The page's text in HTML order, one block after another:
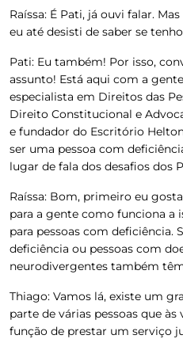
Raíssa: É Pati, já ouvi falar.
eu até desisti de saber se
Pati: Eu também! Por isso,
assunto! Está aqui com a
especialista em Direitos das
Direito Constitucional e
e fundador do Escritório
ser uma pessoa com
lugar de fala dos desafios dos
Raíssa: Bom, primeiro eu
para a gente como funciona a
para pessoas com deficiência.
deficiência ou pessoas com
neurodivergentes também
Thiago: Vamos lá, existe um
parte de várias pessoas que às
função de prestar um serviço